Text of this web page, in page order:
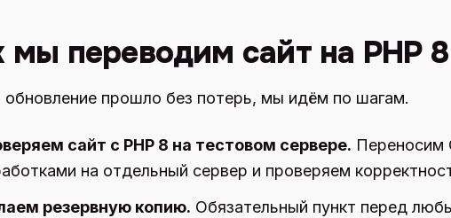
мы переводим сайт на PHP 8
прошло без потерь, мы идём по шагам.
сайт с PHP 8 на тестовом сервере. Переносим
на отдельный сервер и проверяем
резервную копию. Обязательный пункт перед